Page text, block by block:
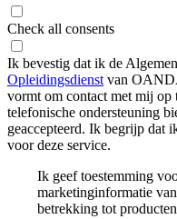
Check all consents
Ik bevestig dat ik de
Opleidingsdienst van
vormt om contact met mij op
telefonische ondersteuning
geaccepteerd. Ik begrijp dat
voor deze service.
Ik geef toestemming
marketinginformatie
betrekking tot